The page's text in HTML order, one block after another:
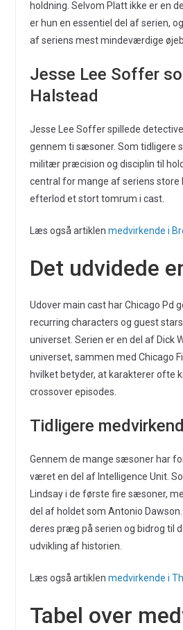
holdning. Selvom Platt ikke er en
er hun en essentiel del af serien,
af seriens mest mindeværdige
Jesse Lee Soffer
Halstead
Jesse Lee Soffer spillede
gennem ti sæsoner. Som tidligere
militær præcision og disciplin til
central for mange af seriens store
efterlod et stort tomrum i cast.
Læs også artiklen medvirkende i
Det udvidede
Udover main cast har Chicago Pd
recurring characters og guest
universet. Serien er en del af Dick
universet, sammen med Chicago
hvilket betyder, at karakterer ofte
crossover episodes.
Tidligere
Gennem de mange sæsoner har
været en del af Intelligence Unit.
Lindsay i de første fire sæsoner,
del af holdet som Antonio
deres præg på serien og bidrog til
udvikling af historien.
Læs også artiklen medvirkende i
Tabel over